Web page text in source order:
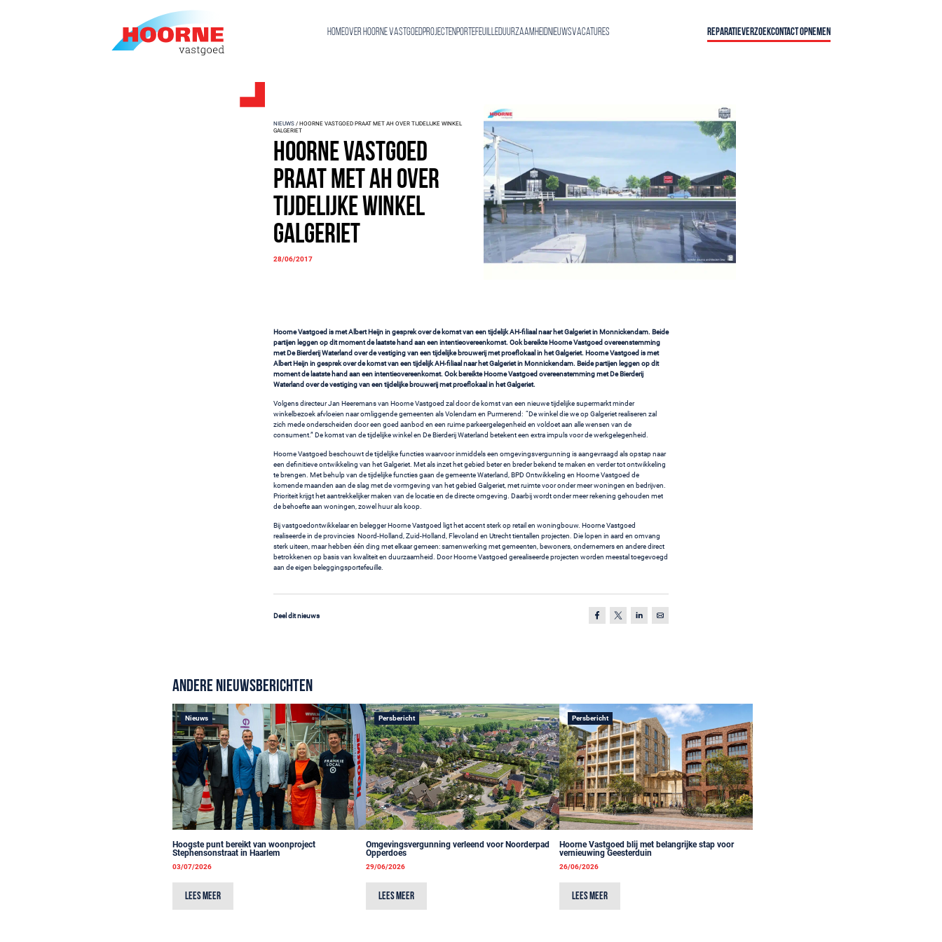
HomeOver Hoorne VastgoedProjectenPortefeuilleDuurzaamheidNieuwsVacatures ReparatieverzoekContact opnemen
NIEUWS / HOORNE VASTGOED PRAAT MET AH OVER TIJDELIJKE WINKEL
GALGERIET
Hoorne Vastgoed
praat met AH over
tijdelijke winkel
Galgeriet
28/06/2017
Hoorne Vastgoed is met Albert Heijn in gesprek over de komst van een tijdelijk AH-filiaal naar het Galgeriet in Monnickendam. Beide
partijen leggen op dit moment de laatste hand aan een intentieovereenkomst. Ook bereikte Hoorne Vastgoed overeenstemming
met De Bierderij Waterland over de vestiging van een tijdelijke brouwerij met proeflokaal in het Galgeriet. Hoorne Vastgoed is met
Albert Heijn in gesprek over de komst van een tijdelijk AH-filiaal naar het Galgeriet in Monnickendam. Beide partijen leggen op dit
moment de laatste hand aan een intentieovereenkomst. Ook bereikte Hoorne Vastgoed overeenstemming met De Bierderij
Waterland over de vestiging van een tijdelijke brouwerij met proeflokaal in het Galgeriet.
Volgens directeur Jan Heeremans van Hoorne Vastgoed zal door de komst van een nieuwe tijdelijke supermarkt minder
winkelbezoek afvloeien naar omliggende gemeenten als Volendam en Purmerend: “De winkel die we op Galgeriet realiseren zal
zich mede onderscheiden door een goed aanbod en een ruime parkeergelegenheid en voldoet aan alle wensen van de
consument.” De komst van de tijdelijke winkel en De Bierderij Waterland betekent een extra impuls voor de werkgelegenheid.
Hoorne Vastgoed beschouwt de tijdelijke functies waarvoor inmiddels een omgevingsvergunning is aangevraagd als opstap naar
een definitieve ontwikkeling van het Galgeriet. Met als inzet het gebied beter en breder bekend te maken en verder tot ontwikkeling
te brengen. Met behulp van de tijdelijke functies gaan de gemeente Waterland, BPD Ontwikkeling en Hoorne Vastgoed de
komende maanden aan de slag met de vormgeving van het gebied Galgeriet, met ruimte voor onder meer woningen en bedrijven.
Prioriteit krijgt het aantrekkelijker maken van de locatie en de directe omgeving. Daarbij wordt onder meer rekening gehouden met
de behoefte aan woningen, zowel huur als koop.
Bij vastgoedontwikkelaar en belegger Hoorne Vastgoed ligt het accent sterk op retail en woningbouw. Hoorne Vastgoed
realiseerde in de provincies Noord-Holland, Zuid-Holland, Flevoland en Utrecht tientallen projecten. Die lopen in aard en omvang
sterk uiteen, maar hebben één ding met elkaar gemeen: samenwerking met gemeenten, bewoners, ondernemers en andere direct
betrokkenen op basis van kwaliteit en duurzaamheid. Door Hoorne Vastgoed gerealiseerde projecten worden meestal toegevoegd
aan de eigen beleggingsportefeuille.
Deel dit nieuws
Andere nieuwsberichten
Nieuws
Hoogste punt bereikt van woonproject
Stephensonstraat in Haarlem
03/07/2026
Lees meer
Persbericht
Omgevingsvergunning verleend voor Noorderpad
Opperdoes
29/06/2026
Lees meer
Persbericht
Hoorne Vastgoed blij met belangrijke stap voor
vernieuwing Geesterduin
26/06/2026
Lees meer